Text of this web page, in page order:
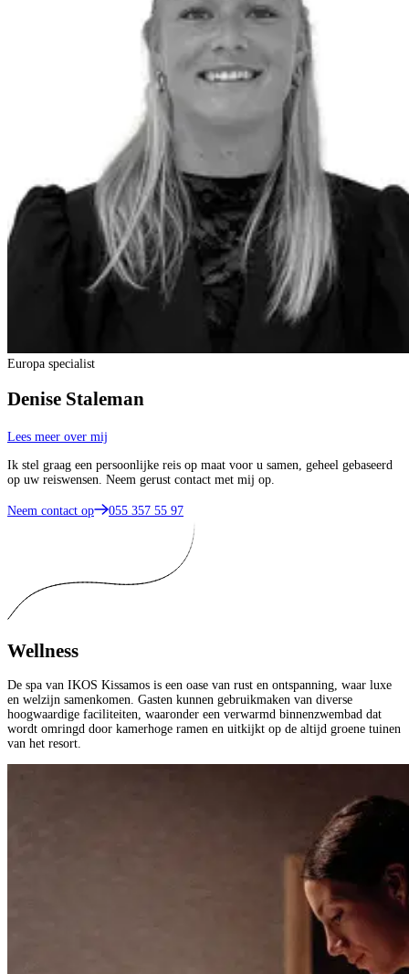
Europa specialist
Denise Staleman
Lees meer over mij
Ik stel graag een persoonlijke reis op maat voor u samen, geheel gebaseerd
op uw reiswensen. Neem gerust contact met mij op.
Neem contact op 055 357 55 97
Wellness
De spa van IKOS Kissamos is een oase van rust en ontspanning, waar luxe
en welzijn samenkomen. Gasten kunnen gebruikmaken van diverse
hoogwaardige faciliteiten, waaronder een verwarmd binnenzwembad dat
wordt omringd door kamerhoge ramen en uitkijkt op de altijd groene tuinen
van het resort.